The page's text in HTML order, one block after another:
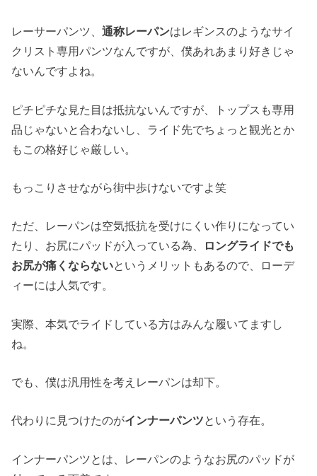
レーサーパンツ、通称レーパンはレギンスのようなサイ
クリスト専用パンツなんですが、僕あれあまり好きじゃ
ないんですよね。
ピチピチな見た目は抵抗ないんですが、トップスも専用
品じゃないと合わないし、ライド先でちょっと観光とか
もこの格好じゃ厳しい。
もっこりさせながら街中歩けないですよ笑
ただ、 レーパンは空気抵抗を受けにくい作りになってい
たり、お尻にパッドが入っている為、
ロングライドでも
お尻が痛くならないというメリット もあるので、ローデ
ィーには人気です。
実際、本気でライドしている方はみんな履いてますし
ね。
でも、僕は汎用性を考えレーパンは却下。
代わりに見つけたのがインナーパンツという存在。
インナーパンツとは、レーパンのようなお尻のパッドが